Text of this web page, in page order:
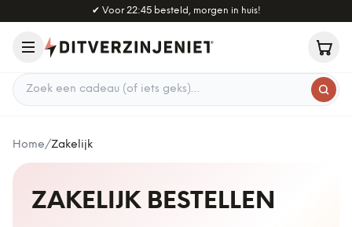
Naar hoofdinhoud
✔ Voor 22:45 besteld, morgen in huis!
Zoek een cadeau
Home/Zakelijk
ZAKELIJK BESTELLEN